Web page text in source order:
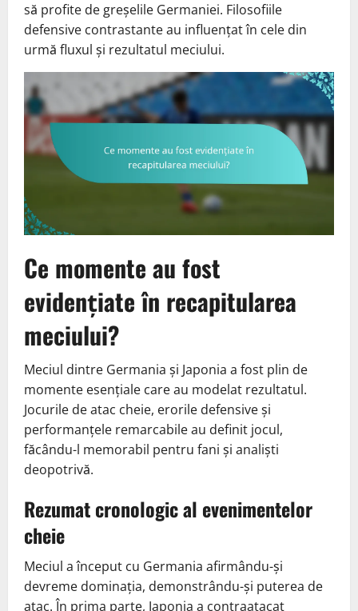
să profite de greșelile Germaniei. Filosofiile
defensive contrastante au influențat în cele din
urmă fluxul și rezultatul meciului.
Ce momente au fost
evidențiate în recapitularea
meciului?
Meciul dintre Germania și Japonia a fost plin de
momente esențiale care au modelat rezultatul.
Jocurile de atac cheie, erorile defensive și
performanțele remarcabile au definit jocul,
făcându-l memorabil pentru fani și analiști
deopotrivă.
Rezumat cronologic al evenimentelor
cheie
Meciul a început cu Germania afirmându-și
devreme dominația, demonstrându-și puterea de
atac. În prima parte, Japonia a contraatacat